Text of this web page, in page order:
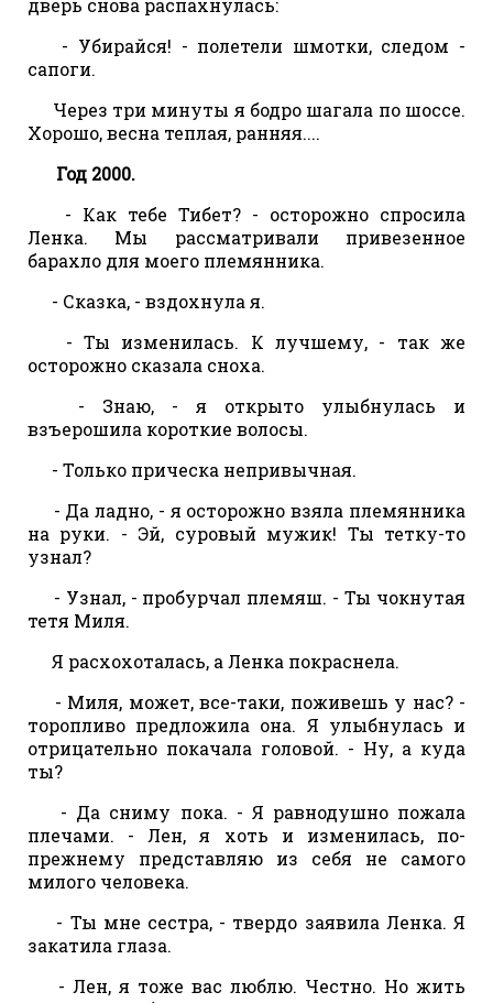
- Убирайся! - полетели шмотки, следом -
сапоги.
Через три минуты я бодро шагала по шоссе.
Хорошо, весна теплая, ранняя....
Год 2000.
- Как тебе Тибет? - осторожно спросила
Ленка. Мы рассматривали привезенное
барахло для моего племянника.
- Сказка, - вздохнула я.
- Ты изменилась. К лучшему, - так же
осторожно сказала сноха.
- Знаю, - я открыто улыбнулась и
взъерошила короткие волосы.
- Только прическа непривычная.
- Да ладно, - я осторожно взяла племянника
на руки. - Эй, суровый мужик! Ты тетку-то
узнал?
- Узнал, - пробурчал племяш. - Ты чокнутая
тетя Миля.
Я расхохоталась, а Ленка покраснела.
- Миля, может, все-таки, поживешь у нас? -
торопливо предложила она. Я улыбнулась и
отрицательно покачала головой. - Ну, а куда
ты?
- Да сниму пока. - Я равнодушно пожала
плечами. - Лен, я хоть и изменилась, по-
прежнему представляю из себя не самого
милого человека.
- Ты мне сестра, - твердо заявила Ленка. Я
закатила глаза.
- Лен, я тоже вас люблю. Честно. Но жить